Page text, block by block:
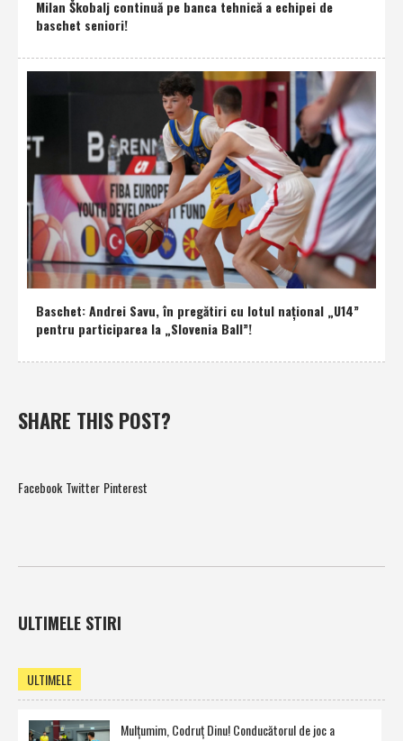
Milan Škobalj continuă pe banca tehnică a echipei de
baschet seniori!
Baschet: Andrei Savu, în pregătiri cu lotul naţional „U14”
pentru participarea la „Slovenia Ball”!
SHARE THIS POST?
Facebook Twitter Pinterest
ULTIMELE STIRI
ULTIMELE
Mulţumim, Codruţ Dinu! Conducătorul de joc a